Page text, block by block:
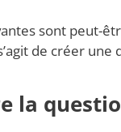
sont peut-
de créer
la